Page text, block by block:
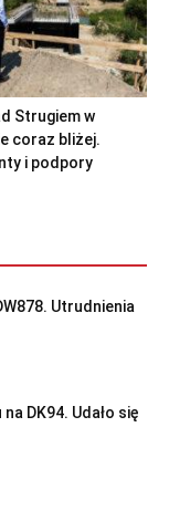
Strugiem w
coraz bliżej.
i podpory
Utrudnienia
DK94. Udało się